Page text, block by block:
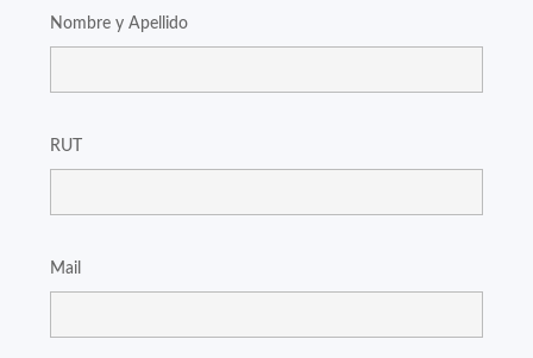
Nombre y Apellido
RUT
Mail